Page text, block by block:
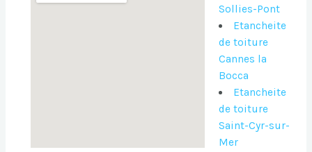
Sollies-Pont
Etancheite
de toiture
Cannes la
Bocca
Etancheite
de toiture
Saint-Cyr-sur-
Mer